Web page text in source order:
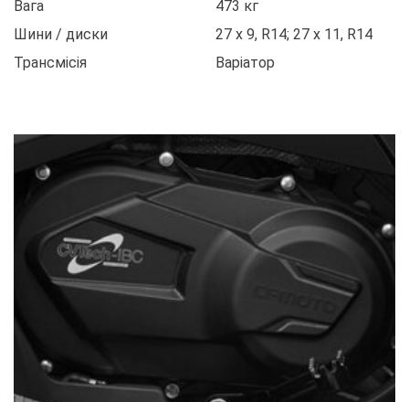
Вага
473 кг
Шини / диски
27 x 9, R14; 27 x 11, R14
Трансмісія
Варіатор